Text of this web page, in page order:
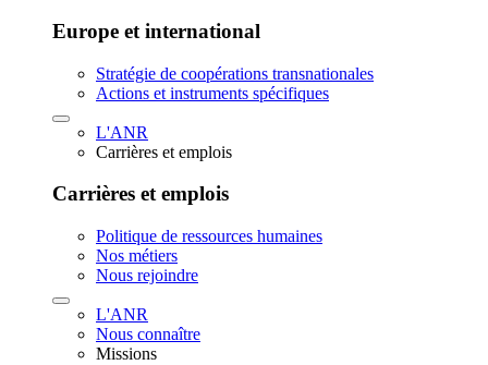
Europe et international
Stratégie de coopérations transnationales
Actions et instruments spécifiques
L'ANR
Carrières et emplois
Carrières et emplois
Politique de ressources humaines
Nos métiers
Nous rejoindre
L'ANR
Nous connaître
Missions